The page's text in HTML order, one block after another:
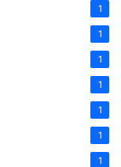
1
1
1
1
1
1
1